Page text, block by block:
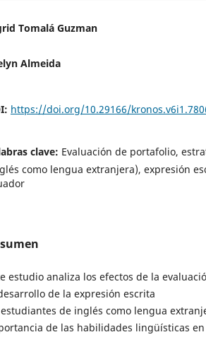
Tomalá Guzman
Almeida
https://doi.org/10.29166/
clave: Evaluación de portafolio,
como lengua extranjera), expresión
estudio analiza los efectos de la
de la expresión escrita
de inglés como lengua
de las habilidades lingüísticas